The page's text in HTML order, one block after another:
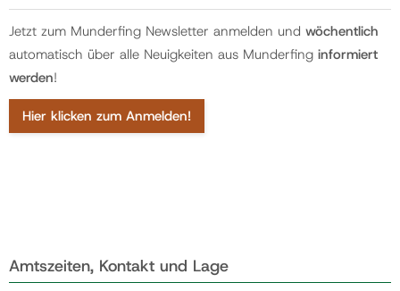
Jetzt zum Munderfing Newsletter anmelden und wöchentlich
automatisch über alle Neuigkeiten aus Munderfing informiert
werden!
Hier klicken zum Anmelden!
Amtszeiten, Kontakt und Lage